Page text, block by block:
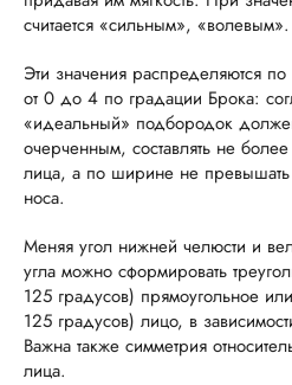
считается «сильным», «волевым».
Эти значения распределяются
от 0 до 4 по градации Брока:
«идеальный» подбородок
очерченным, составлять не
лица, а по ширине не
носа.
Меняя угол нижней челюсти и
угла можно сформировать
125 градусов) прямоугольное
125 градусов) лицо, в
Важна также симметрия
лица.